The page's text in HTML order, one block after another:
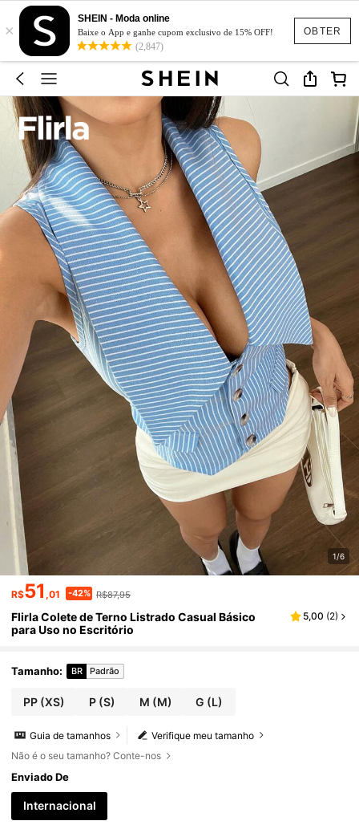
OBTER
×
SHEIN - Moda online
Baixe o App e ganhe cupom exclusivo de 15% OFF!
(2,847)
1/6
R$51 ,01 -42% R$87,95
Flirla Colete de Terno Listrado Casual Básico
para Uso no Escritório
5,00 (2)
Tamanho: BR Padrão
PP(XS) P(S) M (M) G (L)
Verifique meu tamanho
Guia de tamanhos
Não é o seu tamanho? Conte-nos
Enviado De
Internacional